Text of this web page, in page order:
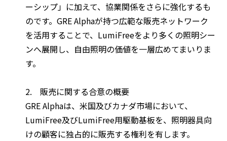
ーシップ」に加えて、協業関係をさらに強化するも
のです。GRE Alphaが持つ広範な販売ネットワーク
を活用することで、LumiFreeをより多くの照明シー
ンへ展開し、自由照明の価値を一層広めてまいりま
す。
2. 販売に関する合意の概要
GRE Alphaは、米国及びカナダ市場において、
LumiFree及びLumiFree用駆動基板を、照明器具向
けの顧客に独占的に販売する権利を有します。